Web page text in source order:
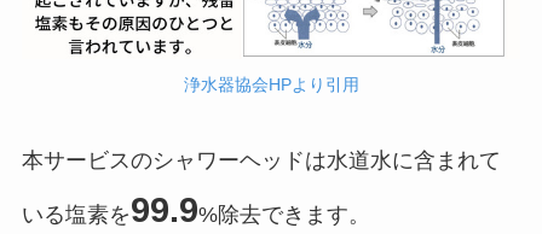
浄水器協会HPより引用
本サービスのシャワーヘッドは水道水に含まれて
いる塩素を99.9%除去できます。